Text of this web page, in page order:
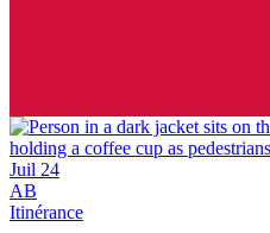
Juil 24
AB
Itinérance